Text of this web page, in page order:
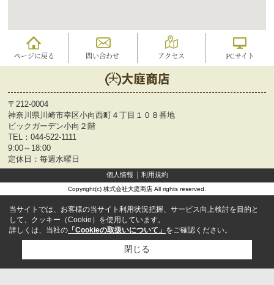
ページに戻る 問い合わせ アクセス PCサイト
〒212-0004
神奈川県川崎市幸区小向西町４丁目１０８番地
ビックガーデン小向２階
TEL： 044-522-1111
9:00～18:00
定休日：毎週水曜日
個人情報 利用規約
Copyright(c) 株式会社大庭商店 All rights reserved.
当サイトでは、お客様の当サイト利用状況把握、サービス向上検討を目的と
して、クッキー（Cookie）を使用しています。
詳しくは、当社の 「Cookieの取扱いについて」 をご確認ください。
閉じる